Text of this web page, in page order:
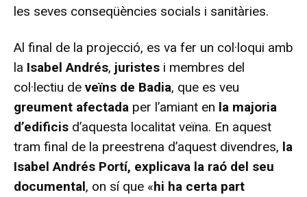
les seves conseqüències socials i sanitàries.
Al final de la projecció, es va fer un col·loqui amb
la Isabel Andrés, juristes i membres del
col·lectiu de veïns de Badia, que es veu
greument afectada per l’amiant en la majoria
d’edificis d’aquesta localitat veïna. En aquest
tram final de la preestrena d’aquest divendres, la
Isabel Andrés Portí, explicava la raó del seu
documental, on sí que «hi ha certa part